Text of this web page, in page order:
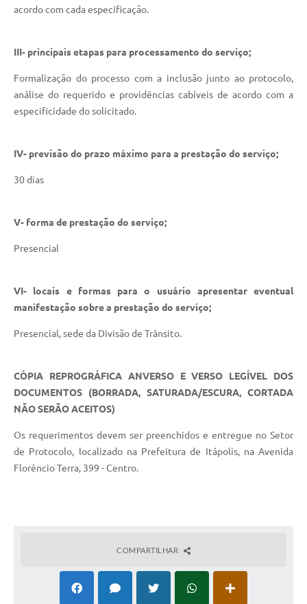
acordo com cada especificação.
III- principais etapas para processamento do serviço;
Formalização do processo com a inclusão junto ao protocolo,
análise do requerido e providências cabíveis de acordo com a
especificidade do solicitado.
IV- previsão do prazo máximo para a prestação do serviço;
30 dias
V- forma de prestação do serviço;
Presencial
VI- locais e formas para o usuário apresentar eventual
manifestação sobre a prestação do serviço;
Presencial, sede da Divisão de Trânsito.
CÓPIA REPROGRÁFICA ANVERSO E VERSO LEGÍVEL DOS
DOCUMENTOS (BORRADA, SATURADA/ESCURA, CORTADA
NÃO SERÃO ACEITOS)
Os requerimentos devem ser preenchidos e entregue no Setor
de Protocolo, localizado na Prefeitura de Itápolis, na Avenida
Florêncio Terra, 399 - Centro.
COMPARTILHAR